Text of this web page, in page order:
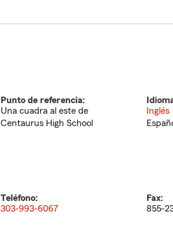
Punto de referencia:
Una cuadra al este de
Centaurus High School
Inglés
Teléfono:
303-993-6067
Fax:
855-